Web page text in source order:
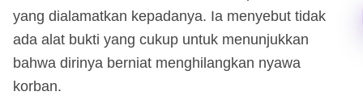
yang dialamatkan kepadanya. Ia menyebut tidak
ada alat bukti yang cukup untuk menunjukkan
bahwa dirinya berniat menghilangkan nyawa
korban.